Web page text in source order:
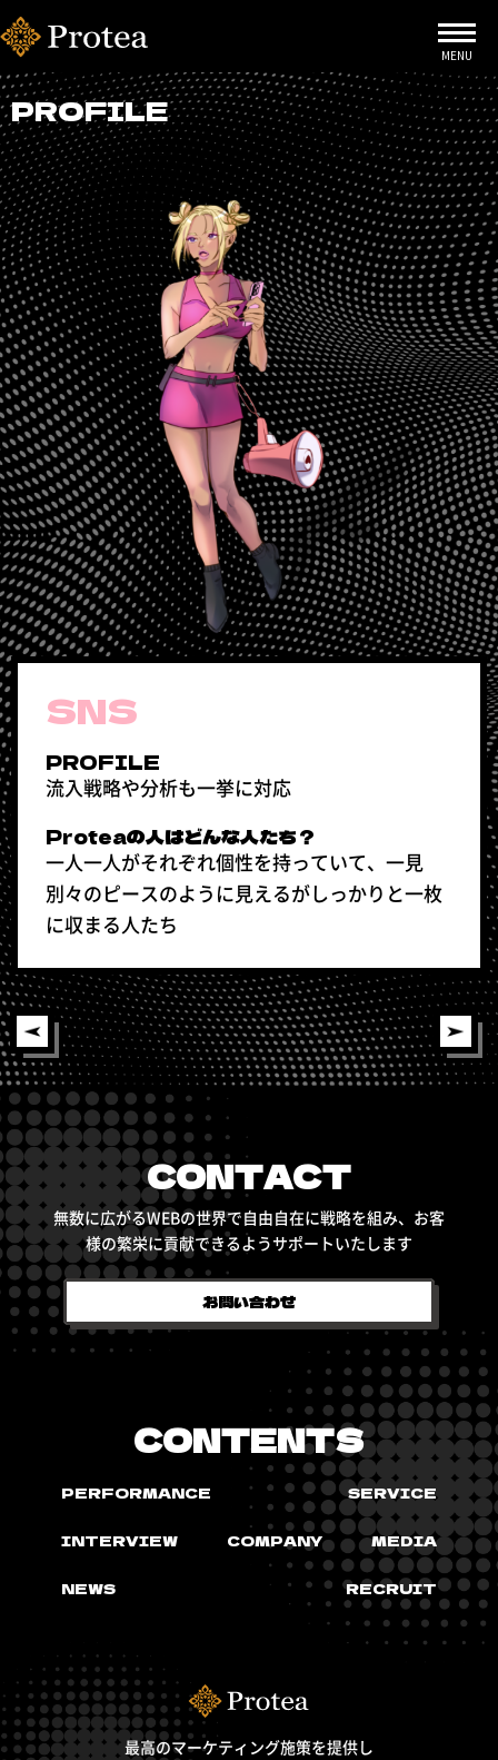
PROFILE
SNS
PROFILE
流入戦略や分析も一挙に対応
Proteaの人はどんな人たち？
一人一人がそれぞれ個性を持っていて、一見
別々のピースのように見えるがしっかりと一枚
に収まる人たち
CONTACT
無数に広がるWEBの世界で自由自在に戦略を組み、 お客
様の繁栄に貢献できるようサポートいたします
お問い合わせ
CONTENTS
PERFORMANCE SERVICE
INTERVIEW COMPANY MEDIA
NEWS RECRUIT
最高のマーケティング施策を提供し